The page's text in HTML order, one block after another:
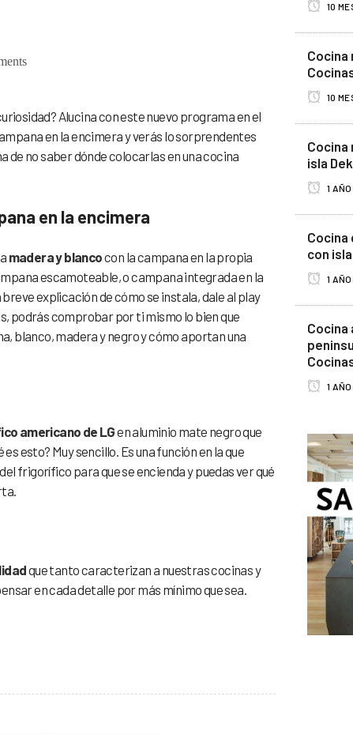
Alucina con este nuevo programa en el
en la encimera y verás lo sorprendentes
de no saber dónde colocarlas en una cocina
en la encimera
madera y blancocon la campana en la propia
escamoteable, o campana integrada en la
breve explicación de cómo se instala, dale al play
podrás comprobar por ti mismo lo bien que
blanco, madera y negro y cómo aportan una
americano de LGen aluminio mate negro que
esto? Muy sencillo. Es una función en la que
frigorífico para que se encienda y puedas ver qué
que tanto caracterizan a nuestras cocinas y
en cada detalle por más mínimo que sea.
10
Cocina
10
Cocina
isla
1
Cocina
con
1
Cocina
1